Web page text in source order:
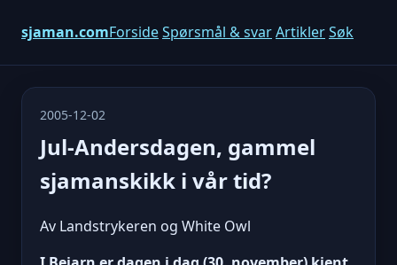
sjaman.comForsideSpørsmål & svarArtiklerSøk
2005-12-02
Jul-Andersdagen, gammel
sjamanskikk i vår tid?
Av Landstrykeren og White Owl